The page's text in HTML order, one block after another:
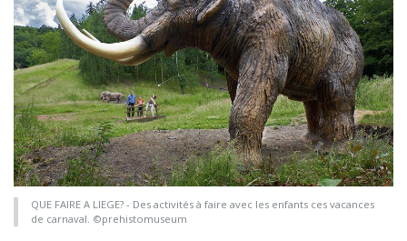
QUE FAIRE A LIEGE? - Des activités à faire avec les enfants ces vacances
de carnaval. ©prehistomuseum